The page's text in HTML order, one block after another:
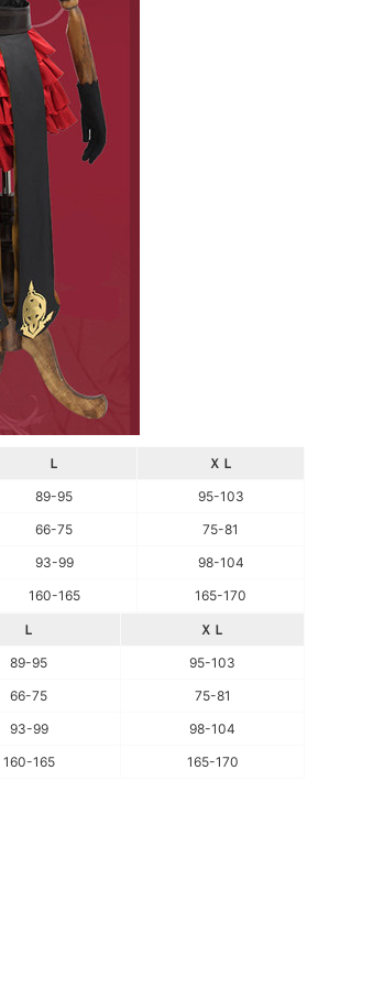
Ｌ
ＸＬ
89-95
95-103
66-75
75-81
93-99
98-104
160-165 165-170
Ｌ
ＸＬ
89-95
95-103
66-75
75-81
93-99
98-104
160-165 165-170